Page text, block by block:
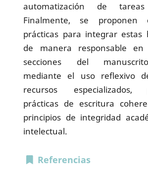
automatización de
Finalmente, se proponen
prácticas para integrar estas
de manera responsable
secciones del
mediante el uso reflexivo
recursos especializados,
prácticas de escritura
principios de integridad
intelectual.
Referencias